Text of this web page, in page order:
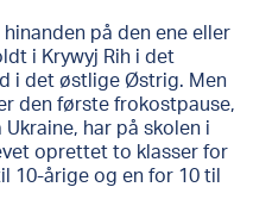
på den ene eller
i Krywyj Rih i det
i det østlige Østrig. Men
den første frokostpause,
har på skolen i
oprettet to klasser for
10-årige og en for 10 til